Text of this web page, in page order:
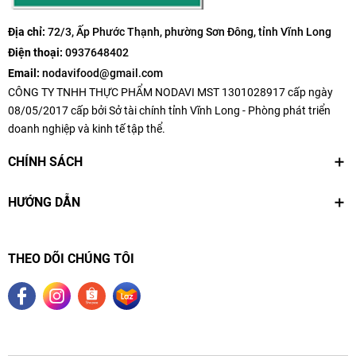
Địa chỉ: 72/3, Ấp Phước Thạnh, phường Sơn Đông, tỉnh Vĩnh Long
Điện thoại: 0937648402
Email: nodavifood@gmail.com
CÔNG TY TNHH THỰC PHẨM NODAVI MST 1301028917 cấp ngày
08/05/2017 cấp bởi Sở tài chính tỉnh Vĩnh Long - Phòng phát triển
doanh nghiệp và kinh tế tập thể.
CHÍNH SÁCH
HƯỚNG DẪN
THEO DÕI CHÚNG TÔI